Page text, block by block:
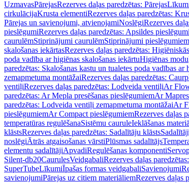
UzmavasPārejasRezerves daļas paredzētas: Pārejas
cirkulācijaKrusta elementiRezerves daļas paredzētas:
Pārejas un savienojumi, atvienojamiNoslēgiRezerves
pieslēgumiRezerves daļas paredzētas: Apsildes pieslēgumi
caurulēmStiprinājumi caurulēmStiprinājumi pieslēgumiem
skalošanas iekārtasRezerves daļas paredzētas:
poda vadība ar higiēnas skalošanas iekārtuHigiēnas
paredzētas: Skalošanas kastu un tualetes poda vadības
zemapmetuma montāžaiRezerves daļas paredzētas:
ventiļiRezerves daļas paredzētas: Lodveida ventiļiAr
paredzētas: Ar Mepla presēšanas pieslēgumiemAr
paredzētas: Lodveida ventiļi zemapmetuma montāžaiAr
pieslēgumiemAr Compact pieslēgumiemRezerves daļas
temperatūras regulēšanaSistēmu cauruleIeklāšanas
klāstsRezerves daļas paredzētas: Sadalītāju klāsts
noslēgiĀtrās atgaisošanas vārstiPlūsmas sadalītājs
elementu sadalītājiApvadiRegulēšanas komponenti
Silent-db20CaurulesVeidgabaliRezerves daļas
SuperTubeLīkumiĪpašas formas veidgabaliSavienojumi
savienojumiPārejas uz citiem materiāliemRezerves daļas